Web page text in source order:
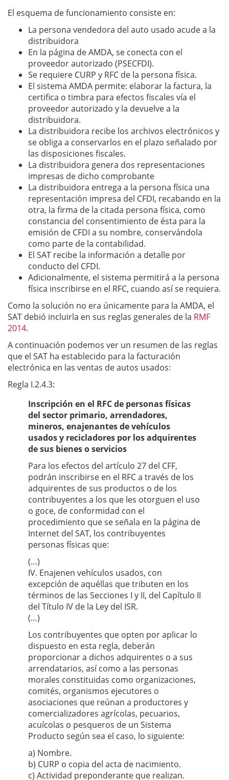
El esquema de funcionamiento consiste en:
La persona vendedora del auto usado acude a la
distribuidora
En la página de AMDA, se conecta con el
proveedor autorizado (PSECFDI).
Se requiere CURP y RFC de la persona física.
El sistema AMDA permite: elaborar la factura, la
certifica o timbra para efectos fiscales vía el
proveedor autorizado y la devuelve a la
distribuidora.
La distribuidora recibe los archivos electrónicos y
se obliga a conservarlos en el plazo señalado por
las disposiciones fiscales.
La distribuidora genera dos representaciones
impresas de dicho comprobante
La distribuidora entrega a la persona física una
representación impresa del CFDI, recabando en la
otra, la firma de la citada persona física, como
constancia del consentimiento de ésta para la
emisión de CFDI a su nombre, conservándola
como parte de la contabilidad.
El SAT recibe la información a detalle por
conducto del CFDI.
Adicionalmente, el sistema permitirá a la persona
física inscribirse en el RFC, cuando así se requiera.
Como la solución no era únicamente para la AMDA, el
SAT debió incluirla en sus reglas generales de la RMF
2014.
A continuación podemos ver un resumen de las reglas
que el SAT ha establecido para la facturación
electrónica en las ventas de autos usados:
Regla I.2.4.3:
Inscripción en el RFC de personas físicas
del sector primario, arrendadores,
mineros, enajenantes de vehículos
usados y recicladores por los adquirentes
de sus bienes o servicios
Para los efectos del artículo 27 del CFF,
podrán inscribirse en el RFC a través de los
adquirentes de sus productos o de los
contribuyentes a los que les otorguen el uso
o goce, de conformidad con el
procedimiento que se señala en la página de
Internet del SAT, los contribuyentes
personas físicas que:
(…)
IV. Enajenen vehículos usados, con
excepción de aquéllas que tributen en los
términos de las Secciones I y II, del Capítulo II
del Título IV de la Ley del ISR.
(…)
Los contribuyentes que opten por aplicar lo
dispuesto en esta regla, deberán
proporcionar a dichos adquirentes o a sus
arrendatarios, así como a las personas
morales constituidas como organizaciones,
comités, organismos ejecutores o
asociaciones que reúnan a productores y
comercializadores agrícolas, pecuarios,
acuícolas o pesqueros de un Sistema
Producto según sea el caso, lo siguiente:
a) Nombre.
b) CURP o copia del acta de nacimiento.
c) Actividad preponderante que realizan.